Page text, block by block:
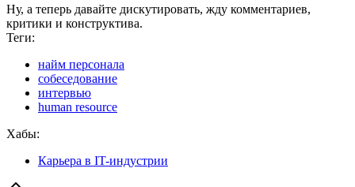
Ну, а теперь давайте дискутировать, жду комментариев,
критики и конструктива.
Теги:
найм персонала
собеседование
интервью
human resource
Хабы:
Карьера в IT-индустрии